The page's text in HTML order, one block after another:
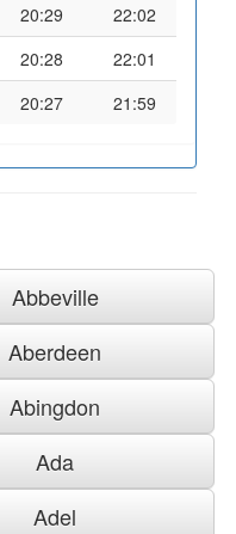
20:29
22:02
20:28
22:01
20:27 21:59
Abbeville
Aberdeen
Abingdon
Ada
Adel